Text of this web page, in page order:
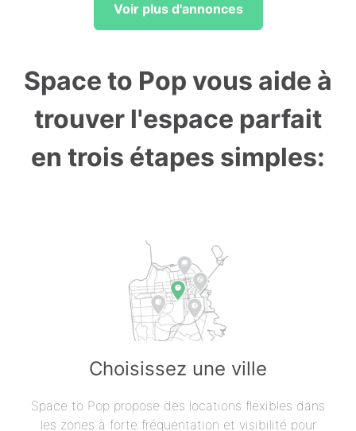
Voir plus d'annonces
Space to Pop vous aide à
trouver l'espace parfait
en trois étapes simples:
Choisissez une ville
Space to Pop propose des locations flexibles dans
les zones à forte fréquentation et visibilité pour